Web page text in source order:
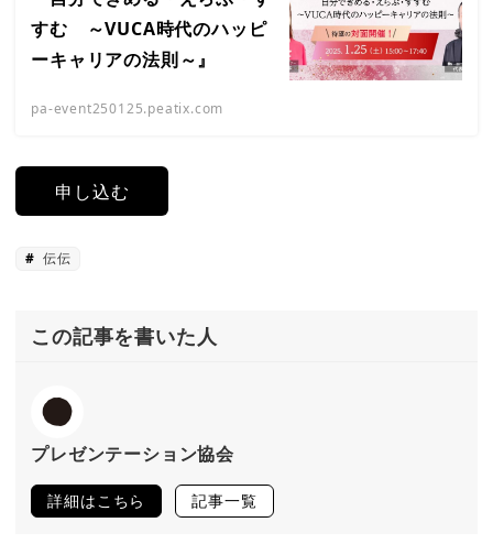
すむ ～VUCA時代のハッピ
ーキャリアの法則～』
pa-event250125.peatix.com
申し込む
伝伝
この記事を書いた人
プレゼンテーション協会
詳細はこちら 記事一覧